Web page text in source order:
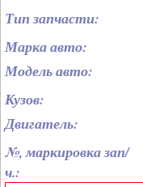
Тип запчасти:
Марка авто:
Модель авто:
Кузов:
Двигатель:
№, маркировка зап/
ч.: